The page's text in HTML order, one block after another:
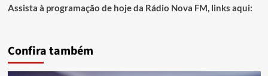
Assista à programação de hoje da Rádio Nova FM, links aqui:
Confira também